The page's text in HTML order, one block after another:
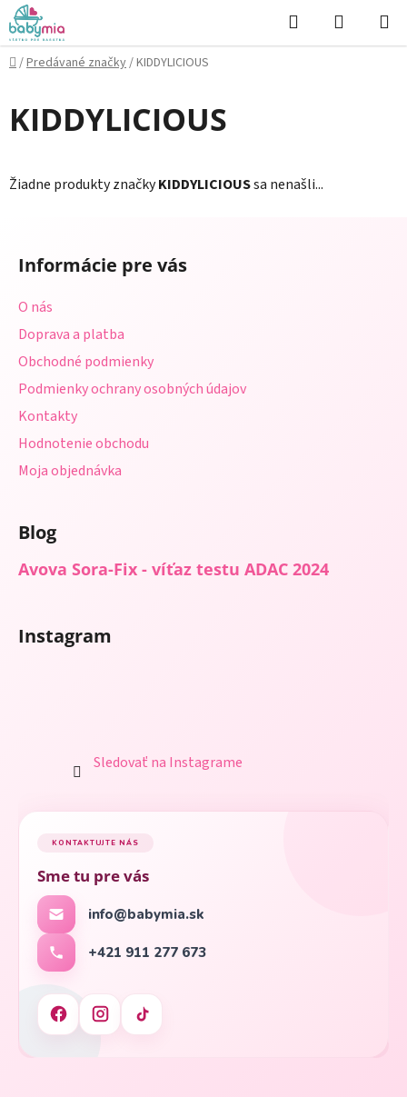
Prejsť
na
obsah
Hľadať
KOŠÍK
Domov
/Predávané značky/KIDDYLICIOUS
KIDDYLICIOUS
Žiadne produkty značkyKIDDYLICIOUSsa nenašli...
Informácie pre vás
O nás
Doprava a platba
Obchodné podmienky
Podmienky ochrany osobných údajov
Kontakty
Hodnotenie obchodu
Moja objednávka
Blog
Avova Sora-Fix - víťaz testu ADAC 2024
Instagram
Sledovať na Instagrame
KONTAKTUJTE NÁS
Sme tu pre vás
info@babymia.sk
+421 911 277 673